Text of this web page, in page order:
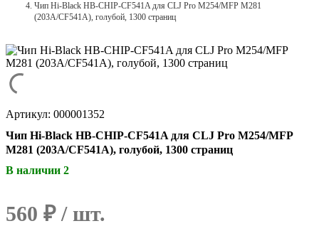
Чип Hi-Black HB-CHIP-CF541A для CLJ Pro M254/MFP M281
(203A/CF541A), голубой, 1300 страниц
Артикул: 000001352
Чип Hi-Black HB-CHIP-CF541A для CLJ Pro M254/MFP
M281 (203A/CF541A), голубой, 1300 страниц
В наличии 2
560 ₽